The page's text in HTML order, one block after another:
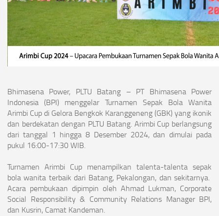
Bhimasena Power, PLTU Batang – PT Bhimasena Power
Indonesia (BPI) menggelar Turnamen Sepak Bola Wanita
Arimbi Cup di Gelora Bengkok Karanggeneng (GBK) yang ikonik
dan berdekatan dengan PLTU Batang. Arimbi Cup berlangsung
dari tanggal 1 hingga 8 Desember 2024, dan dimulai pada
pukul 16:00-17:30 WIB.
Turnamen Arimbi Cup menampilkan talenta-talenta sepak
bola wanita terbaik dari Batang, Pekalongan, dan sekitarnya.
Acara pembukaan dipimpin oleh Ahmad Lukman, Corporate
Social Responsibility & Community Relations Manager BPI,
dan Kusrin, Camat Kandeman.